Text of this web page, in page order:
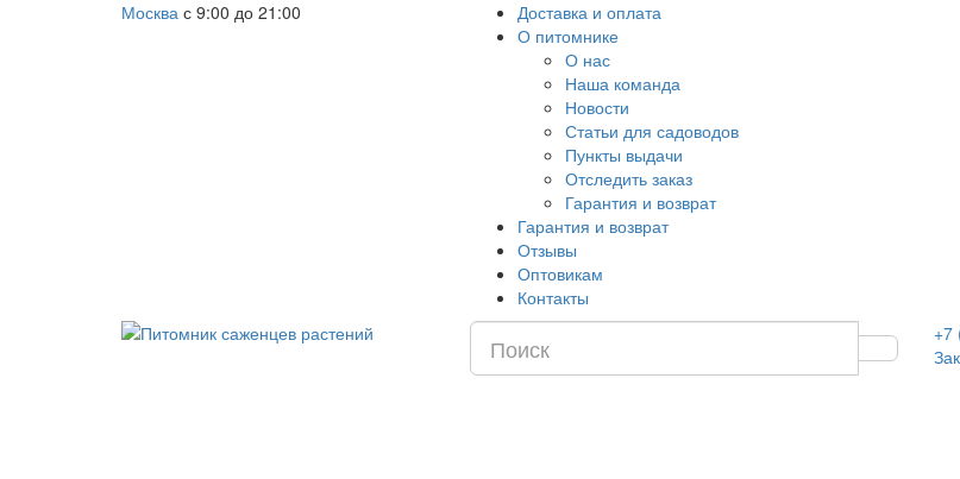
Москва с 9:00 до 21:00
Доставка и оплата
О питомнике
О нас
Наша команда
Новости
Статьи для садоводов
Пункты выдачи
Отследить заказ
Гарантия и возврат
Гарантия и возврат
Отзывы
Оптовикам
Контакты
+7